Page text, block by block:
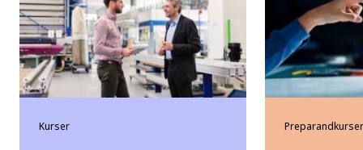
Kurser Preparandkurser